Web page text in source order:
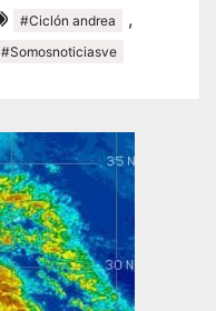
#Ciclón andrea ,
#Somosnoticiasve